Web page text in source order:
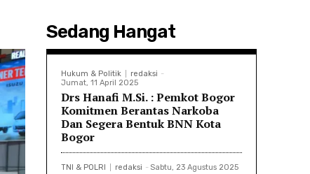
Sedang Hangat
Hukum & Politik redaksi -
Jumat, 11 April 2025
Drs Hanafi M.Si. : Pemkot Bogor
Komitmen Berantas Narkoba
Dan Segera Bentuk BNN Kota
Bogor
TNI & POLRI redaksi - Sabtu, 23 Agustus 2025